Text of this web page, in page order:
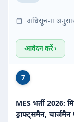
अधिसूचना
आवेदन करें ›
7
MES भर्ती 2026:
ड्राफ्ट्समैन,